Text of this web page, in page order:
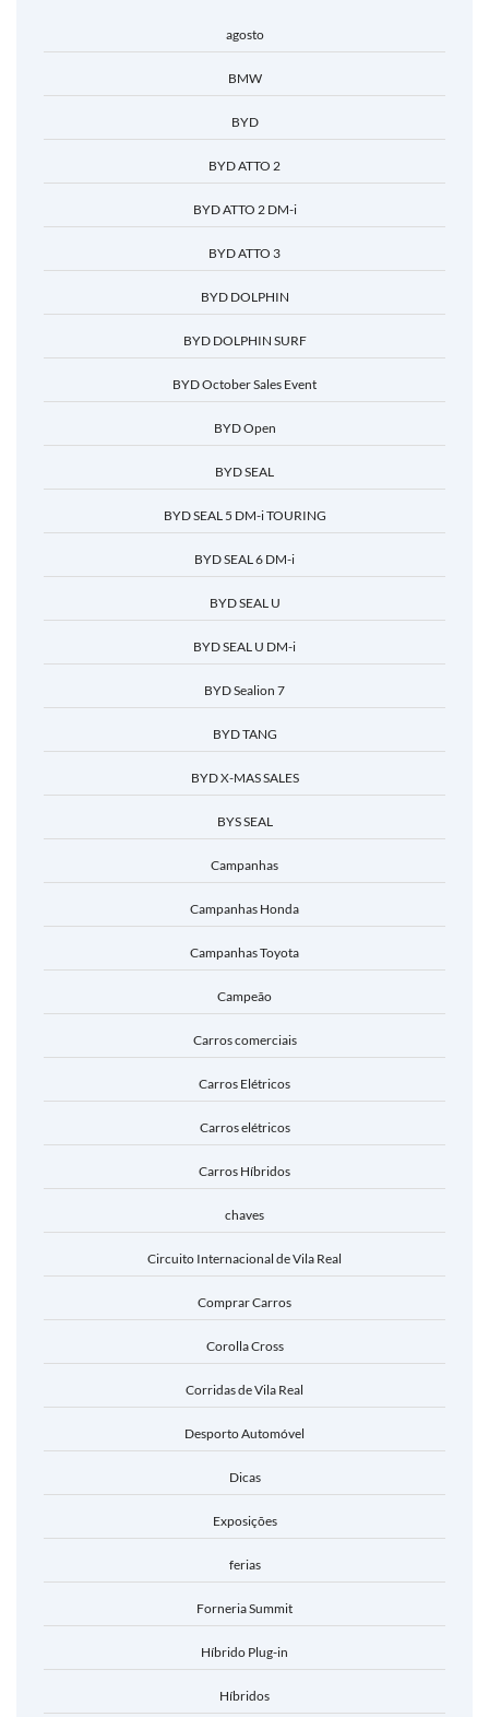
agosto
BMW
BYD
BYD ATTO 2
BYD ATTO 2 DM-i
BYD ATTO 3
BYD DOLPHIN
BYD DOLPHIN SURF
BYD October Sales Event
BYD Open
BYD SEAL
BYD SEAL 5 DM-i TOURING
BYD SEAL 6 DM-i
BYD SEAL U
BYD SEAL U DM-i
BYD Sealion 7
BYD TANG
BYD X-MAS SALES
BYS SEAL
Campanhas
Campanhas Honda
Campanhas Toyota
Campeão
Carros comerciais
Carros Elétricos
Carros elétricos
Carros Híbridos
chaves
Circuito Internacional de Vila Real
Comprar Carros
Corolla Cross
Corridas de Vila Real
Desporto Automóvel
Dicas
Exposições
ferias
Forneria Summit
Híbrido Plug-in
Híbridos